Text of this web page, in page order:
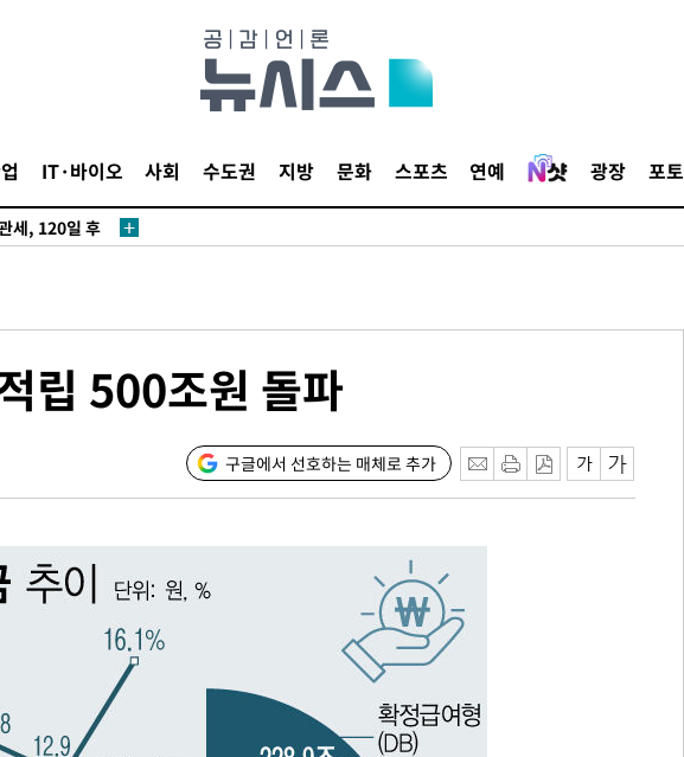
IT·바이오 사회 수도권 지방 문화 스포츠 연예 광장 포토
세, 120일 후
세, 120일 후
립 500조원 돌파
구글에서 선호하는 매체로 추가